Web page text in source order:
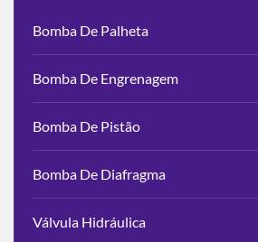
Bomba De Palheta
Bomba De Engrenagem
Bomba De Pistão
Bomba De Diafragma
Válvula Hidráulica